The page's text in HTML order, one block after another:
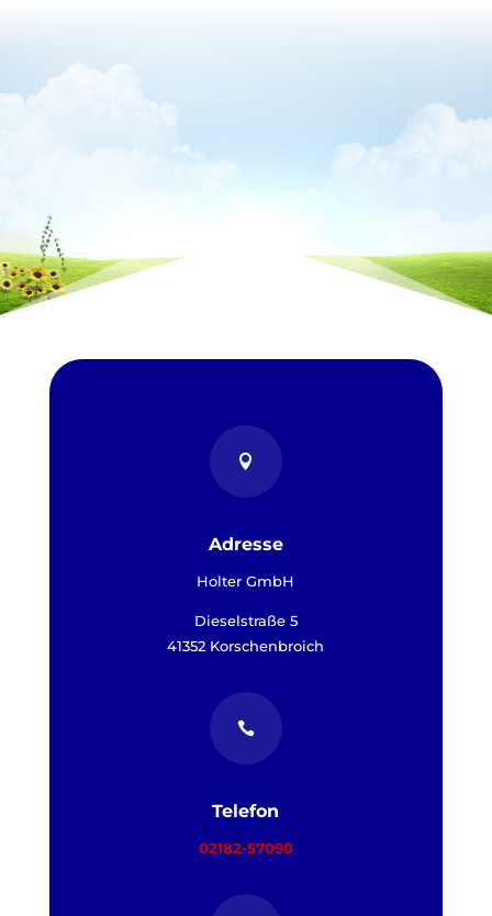

Adresse
Holter GmbH
Dieselstraße 5
41352 Korschenbroich

Telefon
02182-57090